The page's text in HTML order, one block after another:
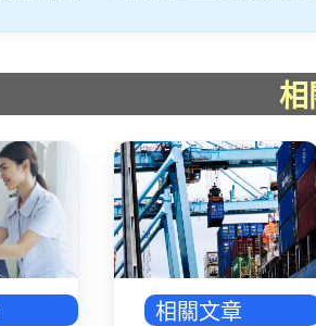
相
相關文章